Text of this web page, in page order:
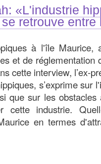
«L'industrie
retrouve entre
à l'île Maurice,
et de réglementation
cette interview, l’ex-
s’exprime sur
que sur les
cette industrie.
en termes